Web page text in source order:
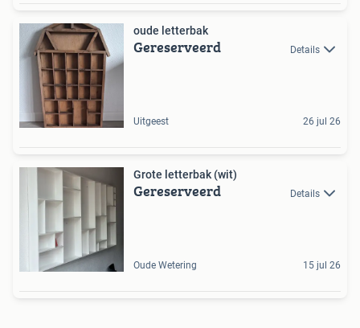
oude letterbak
Gereserveerd Details
Uitgeest 26 jul 26
Grote letterbak (wit)
Gereserveerd Details
Oude Wetering 15 jul 26